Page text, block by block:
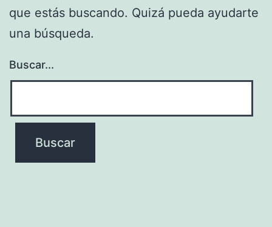
que estás buscando. Quizá pueda ayudarte
una búsqueda.
Buscar...